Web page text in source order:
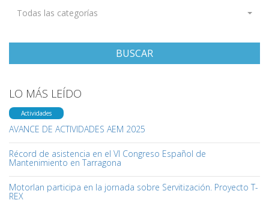
Todas las categorías
BUSCAR
LO MÁS LEÍDO
Actividades
AVANCE DE ACTIVIDADES AEM 2025
Récord de asistencia en el VI Congreso Español de
Mantenimiento en Tarragona
Motorlan participa en la jornada sobre Servitización. Proyecto T-
REX